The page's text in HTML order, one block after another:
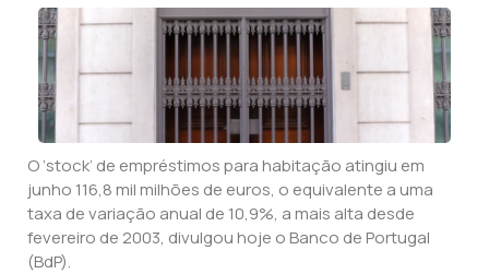
O ‘stock’ de empréstimos para habitação atingiu em
junho 116,8 mil milhões de euros, o equivalente a uma
taxa de variação anual de 10,9%, a mais alta desde
fevereiro de 2003, divulgou hoje o Banco de Portugal
(BdP).